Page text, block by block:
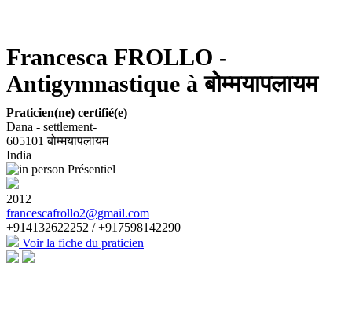
Francesca FROLLO -
Antigymnastique à बोम्मयापलायम
Praticien(ne) certifié(e)
Dana - settlement-
605101बोम्मयापलायम
India
Présentiel
2012
francescafrollo2@gmail.com
+914132622252 / +917598142290
Voir la fiche du praticien